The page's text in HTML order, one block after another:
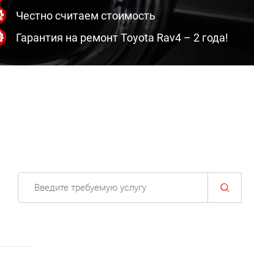
Честно считаем стоимость
Гарантия на ремонт Toyota Rav4 – 2 года!